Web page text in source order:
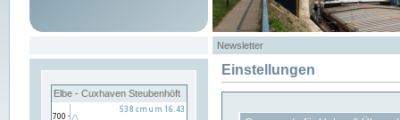
Newsletter
Elbe - Cuxhaven Steubenhöft
Einstellungen